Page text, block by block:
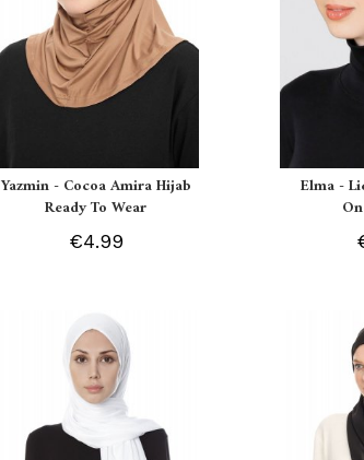
Yazmin - Cocoa Amira Hijab
Ready To Wear
€4.99
Elma -